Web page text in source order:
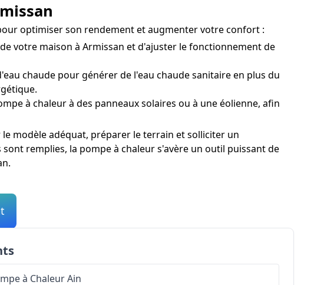
optimiser son rendement et augmenter votre confort :
votre maison à Armissan et d'ajuster le fonctionnement de
chaude pour générer de l'eau chaude sanitaire en plus du
à chaleur à des panneaux solaires ou à une éolienne, afin
modèle adéquat, préparer le terrain et solliciter un
remplies, la pompe à chaleur s'avère un outil puissant de
à ChaleurAin